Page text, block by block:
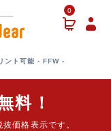
0
ント可能 - FFW -
料！
価格表示です。